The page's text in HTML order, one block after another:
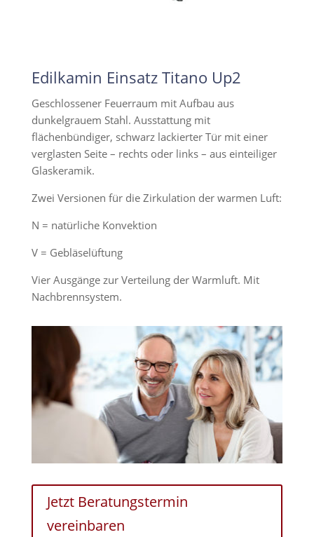
Edilkamin Einsatz Titano Up2
Geschlossener Feuerraum mit Aufbau aus
dunkelgrauem Stahl. Ausstattung mit
flächenbündiger, schwarz lackierter Tür mit einer
verglasten Seite – rechts oder links – aus einteiliger
Glaskeramik.
Zwei Versionen für die Zirkulation der warmen Luft:
N = natürliche Konvektion
V = Gebläselüftung
Vier Ausgänge zur Verteilung der Warmluft. Mit
Nachbrennsystem.
Jetzt Beratungstermin
vereinbaren